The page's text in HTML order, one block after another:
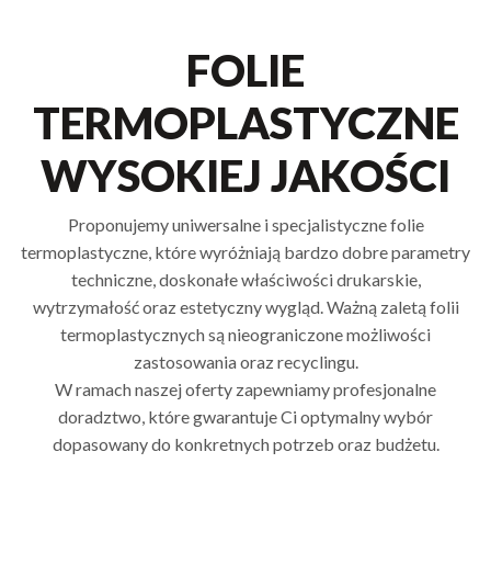
FOLIE
TERMOPLASTYCZNE
WYSOKIEJ JAKOŚCI
Proponujemy uniwersalne i specjalistyczne folie
termoplastyczne, które wyróżniają bardzo dobre parametry
techniczne, doskonałe właściwości drukarskie,
wytrzymałość oraz estetyczny wygląd. Ważną zaletą folii
termoplastycznych są nieograniczone możliwości
zastosowania oraz recyclingu.
W ramach naszej oferty zapewniamy profesjonalne
doradztwo, które gwarantuje Ci optymalny wybór
dopasowany do konkretnych potrzeb oraz budżetu.